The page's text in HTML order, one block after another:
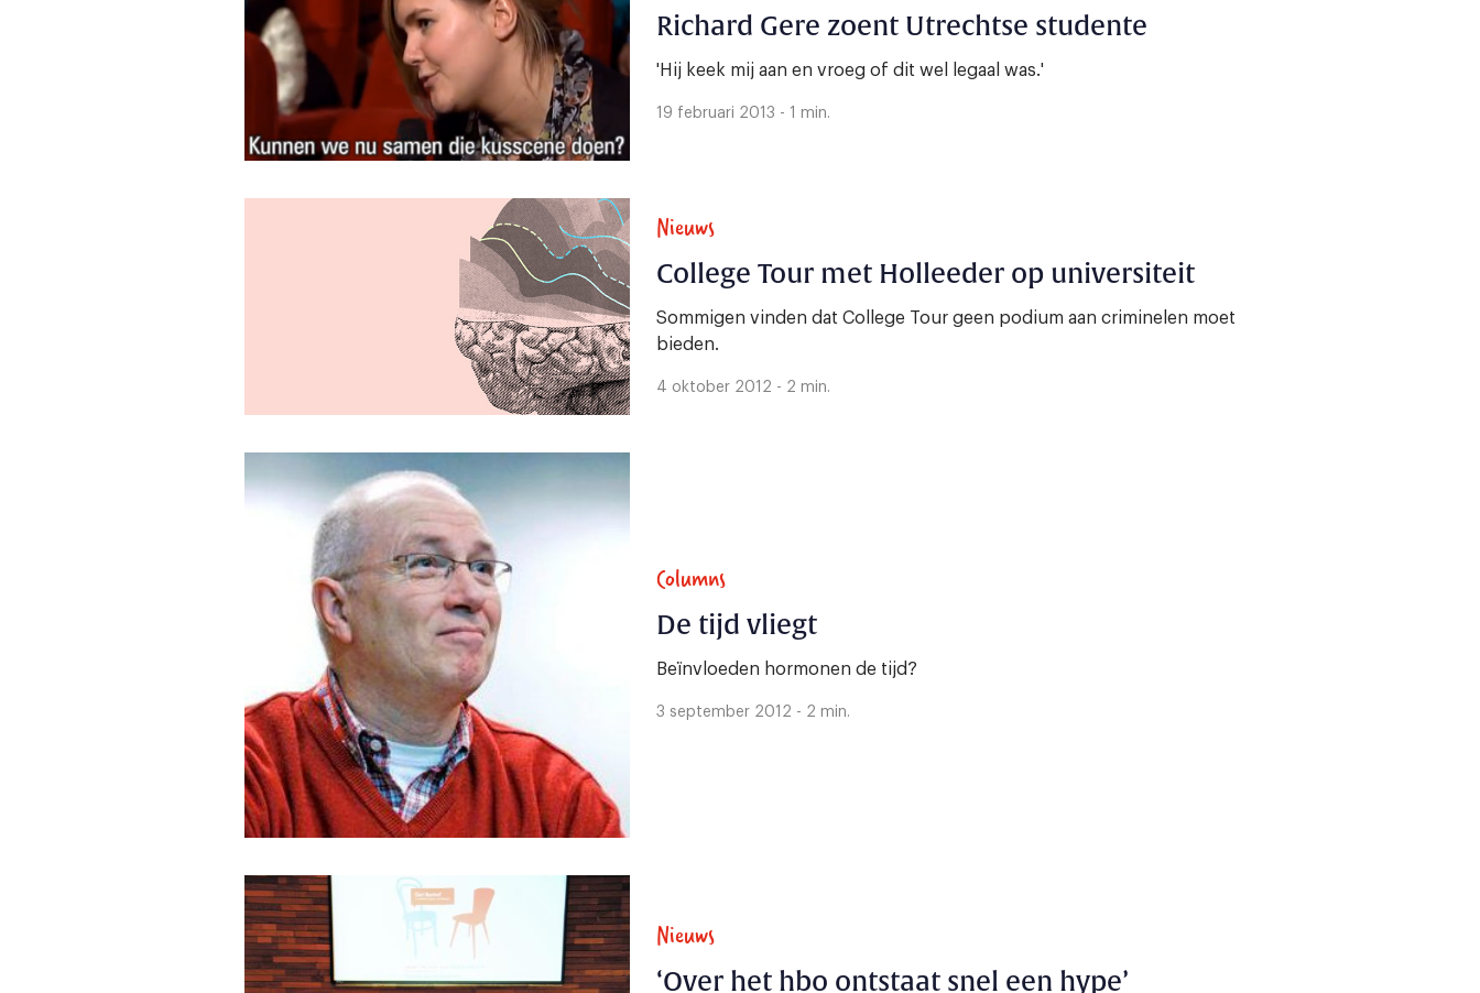
Richard Gere zoent Utrechtse studente
'Hij keek mij aan en vroeg of dit wel legaal was.'
19 februari 2013 - 1 min.
Nieuws
College Tour met Holleeder op universiteit
Sommigen vinden dat College Tour geen podium aan criminelen moet
bieden.
4 oktober 2012 - 2 min.
Columns
De tijd vliegt
Beïnvloeden hormonen de tijd?
3 september 2012 - 2 min.
Nieuws
‘Over het hbo ontstaat snel een hype’